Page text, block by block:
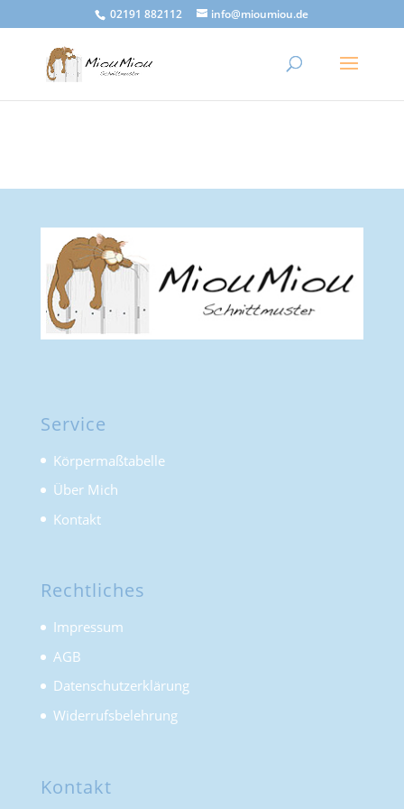
02191 882112 info@mioumiou.de
Service
Körpermaßtabelle
Über Mich
Kontakt
Rechtliches
Impressum
AGB
Datenschutzerklärung
Widerrufsbelehrung
Kontakt